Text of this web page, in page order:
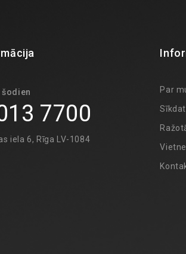
šodien
7700
iela 6, Rīga LV-1084
Par